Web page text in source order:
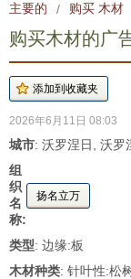
主要的 / 购买 木材
购买木材的广
2026年6月11日 08:03
城市: 沃罗涅日, 沃罗
组
织
名
称:
扬名立万
类型: 边缘:板
木材种类: 针叶性:松